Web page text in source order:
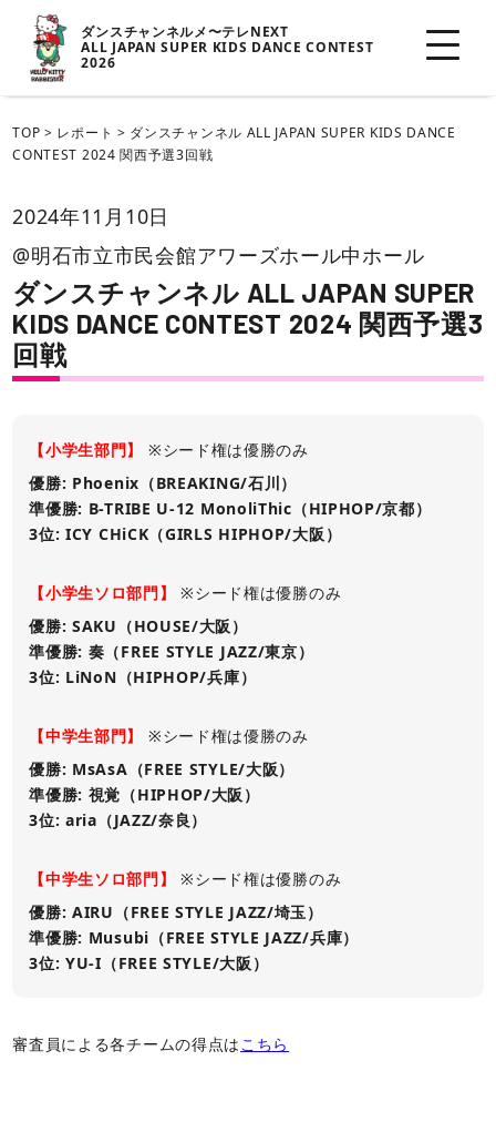
ダンスチャンネルメ〜テレNEXT
ALL JAPAN SUPER KIDS DANCE CONTEST
2026
TOP > レポート > ダンスチャンネル ALL JAPAN SUPER KIDS DANCE
CONTEST 2024 関西予選3回戦
2024年11月10日
@明石市立市民会館アワーズホール中ホール
ダンスチャンネル ALL JAPAN SUPER
KIDS DANCE CONTEST 2024 関西予選3
回戦
【小学生部門】
※シード権は優勝のみ
優勝: Phoenix（BREAKING/石川）
準優勝: B-TRIBE U-12 MonoliThic（HIPHOP/京都）
3位: ICY CHiCK（GIRLS HIPHOP/大阪）
【小学生ソロ部門】
※シード権は優勝のみ
優勝: SAKU（HOUSE/大阪）
準優勝: 奏（FREE STYLE JAZZ/東京）
3位: LiNoN（HIPHOP/兵庫）
【中学生部門】
※シード権は優勝のみ
優勝: MsAsA（FREE STYLE/大阪）
準優勝: 視覚（HIPHOP/大阪）
3位: aria（JAZZ/奈良）
【中学生ソロ部門】
※シード権は優勝のみ
優勝: AIRU（FREE STYLE JAZZ/埼玉）
準優勝: Musubi（FREE STYLE JAZZ/兵庫）
3位: YU-I（FREE STYLE/大阪）
審査員による各チームの得点はこちら